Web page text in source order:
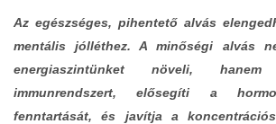
Az egészséges, pihentető alvás
mentális jólléthez. A minőségi alvás
energiaszintünket növeli,
immunrendszert, elősegíti a
fenntartását, és javítja a